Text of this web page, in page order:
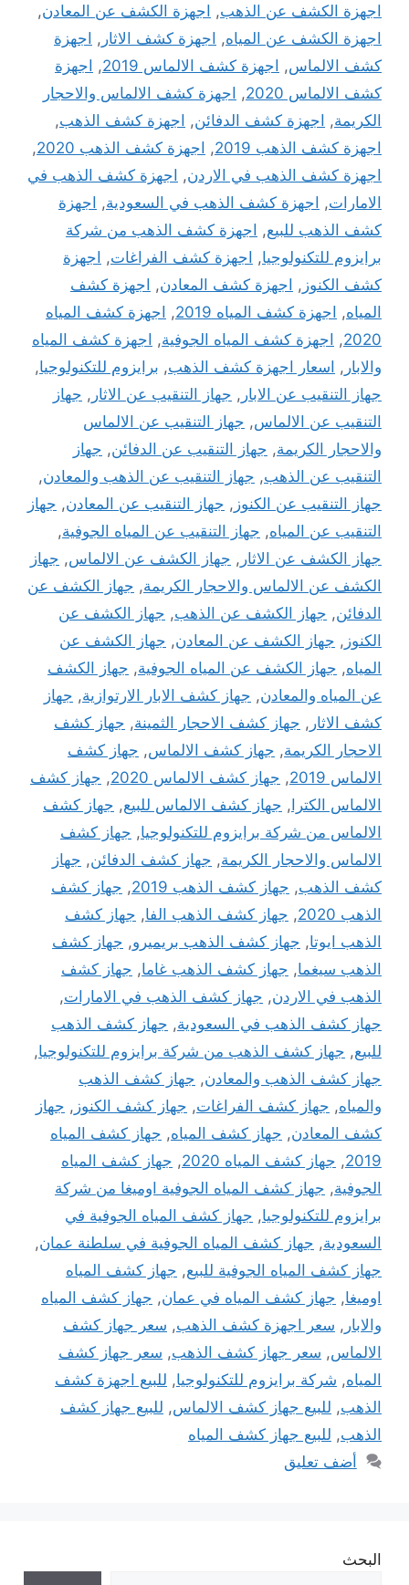
اجهزة الكشف عن الذهب, اجهزة الكشف عن المعادن,
اجهزة الكشف عن المياه, اجهزة كشف الاثار , اجهزة
كشف الالماس, اجهزة كشف الالماس 2019 , اجهزة
كشف الالماس 2020
, اجهزة كشف الالماس والاحجار
الكريمة, اجهزة كشف الدفائن, اجهزة كشف الذهب,
اجهزة كشف الذهب 2019
, اجهزة كشف الذهب 2020
,
اجهزة كشف الذهب في الاردن, اجهزة كشف الذهب في
الامارات, اجهزة كشف الذهب في السعودية, اجهزة
كشف الذهب للبيع, اجهزة كشف الذهب من شركة
برايزوم للتكنولوجيا, اجهزة كشف الفراغات, اجهزة
كشف الكنوز , اجهزة كشف المعادن, اجهزة كشف
المياه, اجهزة كشف المياه 2019 , اجهزة كشف المياه
2020
, اجهزة كشف المياه الجوفية, اجهزة كشف المياه
والابار , اسعار اجهزة كشف الذهب, برايزوم للتكنولوجيا,
جهاز التنقيب عن الابار , جهاز التنقيب عن الاثار , جهاز
التنقيب عن الالماس, جهاز التنقيب عن الالماس
والاحجار الكريمة, جهاز التنقيب عن الدفائن, جهاز
التنقيب عن الذهب, جهاز التنقيب عن الذهب والمعادن,
جهاز التنقيب عن الكنوز , جهاز التنقيب عن المعادن, جهاز
التنقيب عن المياه, جهاز التنقيب عن المياه الجوفية,
جهاز الكشف عن الاثار , جهاز الكشف عن الالماس, جهاز
الكشف عن الالماس والاحجار الكريمة, جهاز الكشف عن
الدفائن, جهاز الكشف عن الذهب, جهاز الكشف عن
الكنوز , جهاز الكشف عن المعادن, جهاز الكشف عن
المياه, جهاز الكشف عن المياه الجوفية, جهاز الكشف
عن المياه والمعادن, جهاز كشف الابار الارتوازية, جهاز
كشف الاثار , جهاز كشف الاحجار الثمينة, جهاز كشف
الاحجار الكريمة, جهاز كشف الالماس, جهاز كشف
الالماس 2019
, جهاز كشف الالماس 2020 , جهاز كشف
الالماس الكترا, جهاز كشف الالماس للبيع, جهاز كشف
الالماس من شركة برايزوم للتكنولوجيا, جهاز كشف
الالماس والاحجار الكريمة, جهاز كشف الدفائن, جهاز
كشف الذهب, جهاز كشف الذهب 2019 , جهاز كشف
الذهب 2020
, جهاز كشف الذهب الفا, جهاز كشف
الذهب ايوتا, جهاز كشف الذهب بريميرو, جهاز كشف
الذهب سيغما, جهاز كشف الذهب غاما, جهاز كشف
الذهب في الاردن, جهاز كشف الذهب في الامارات,
جهاز كشف الذهب في السعودية, جهاز كشف الذهب
للبيع, جهاز كشف الذهب من شركة برايزوم للتكنولوجيا,
جهاز كشف الذهب والمعادن, جهاز كشف الذهب
والمياه, جهاز كشف الفراغات, جهاز كشف الكنوز , جهاز
كشف المعادن, جهاز كشف المياه, جهاز كشف المياه
2019
, جهاز كشف المياه 2020 , جهاز كشف المياه
الجوفية, جهاز كشف المياه الجوفية اوميغا من شركة
برايزوم للتكنولوجيا, جهاز كشف المياه الجوفية في
السعودية, جهاز كشف المياه الجوفية في سلطنة عمان,
جهاز كشف المياه الجوفية للبيع, جهاز كشف المياه
اوميغا, جهاز كشف المياه في عمان, جهاز كشف المياه
والابار , سعر اجهزة كشف الذهب, سعر جهاز كشف
الالماس, سعر جهاز كشف الذهب, سعر جهاز كشف
المياه, شركة برايزوم للتكنولوجيا, للبيع اجهزة كشف
الذهب, للبيع جهاز كشف الالماس, للبيع جهاز كشف
الذهب, للبيع جهاز كشف المياه
أضف تعليق
البحث